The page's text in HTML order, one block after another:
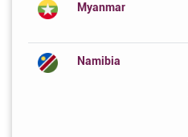
Myanmar
Namibia